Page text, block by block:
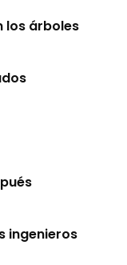
los árboles
ingenieros